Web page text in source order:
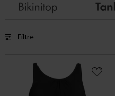
Filtre